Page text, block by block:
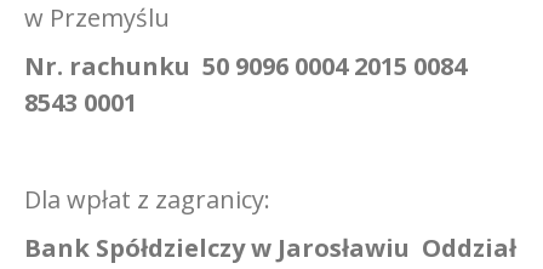
w Przemyślu
Nr. rachunku 50 9096 0004 2015 0084
8543 0001
Dla wpłat z zagranicy:
Bank Spółdzielczy w Jarosławiu Oddział